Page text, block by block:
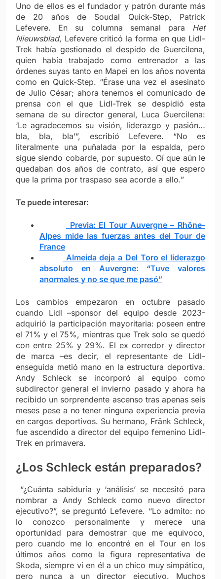
Uno de ellos es el fundador y patrón durante más
de 20 años de Soudal Quick-Step, Patrick
Lefevere. En su columna semanal para Het
Nieuwsblad, Lefevere criticó la forma en que Lidl-
Trek había gestionado el despido de Guercilena,
quien había trabajado como entrenador a las
órdenes suyas tanto en Mapei en los años noventa
como en Quick-Step. “Érase una vez el asesinato
de Julio César; ahora tenemos el comunicado de
prensa con el que Lidl-Trek se despidió esta
semana de su director general, Luca Guercilena:
‘Le agradecemos su visión, liderazgo y pasión…
bla, bla, bla’”, escribió Lefevere. “No es
literalmente una puñalada por la espalda, pero
sigue siendo cobarde, por supuesto. Oí que aún le
quedaban dos años de contrato, así que espero
que la prima por traspaso sea acorde a ello.”
Te puede interesar:
Previa: El Tour Auvergne – Rhône-
Alpes mide las fuerzas antes del Tour de
France
Almeida deja a Del Toro el liderazgo
absoluto en Auvergne: “Tuve valores
anormales y no se que me pasó”
Los cambios empezaron en octubre pasado
cuando Lidl –sponsor del equipo desde 2023-
adquirió la participación mayoritaria: poseen entre
el 71% y el 75%, mientras que Trek solo se quedó
con entre 25% y 29%. El ex corredor y director
de marca –es decir, el representante de Lidl-
enseguida metió mano en la estructura deportiva.
Andy Schleck se incorporó al equipo como
subdirector general el invierno pasado y ahora ha
recibido un sorprendente ascenso tras apenas seis
meses pese a no tener ninguna experiencia previa
en cargos deportivos. Su hermano, Fränk Schleck,
fue ascendido a director del equipo femenino Lidl-
Trek en primavera.
¿Los Schleck están preparados?
“¿Cuánta sabiduría y ‘análisis’ se necesitó para
nombrar a Andy Schleck como nuevo director
ejecutivo?”, se preguntó Lefevere. “Lo admito: no
lo conozco personalmente y merece una
oportunidad para demostrar que me equivoco,
pero cuando me lo encontré en el Tour en los
últimos años como la figura representativa de
Skoda, siempre vi en él a un chico muy simpático,
pero nunca a un director ejecutivo. Muchos